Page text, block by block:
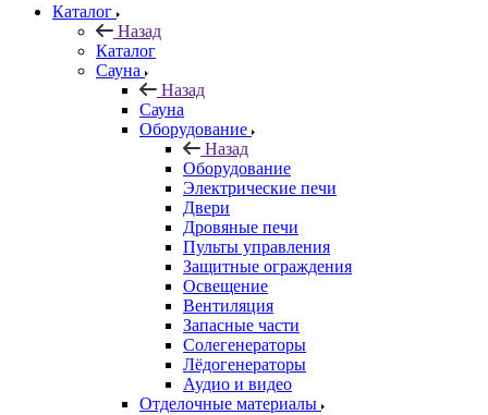
Каталог
Назад
Каталог
Сауна
Назад
Сауна
Оборудование
Назад
Оборудование
Электрические печи
Двери
Дровяные печи
Пульты управления
Защитные ограждения
Освещение
Вентиляция
Запасные части
Солегенераторы
Лёдогенераторы
Аудио и видео
Отделочные материалы